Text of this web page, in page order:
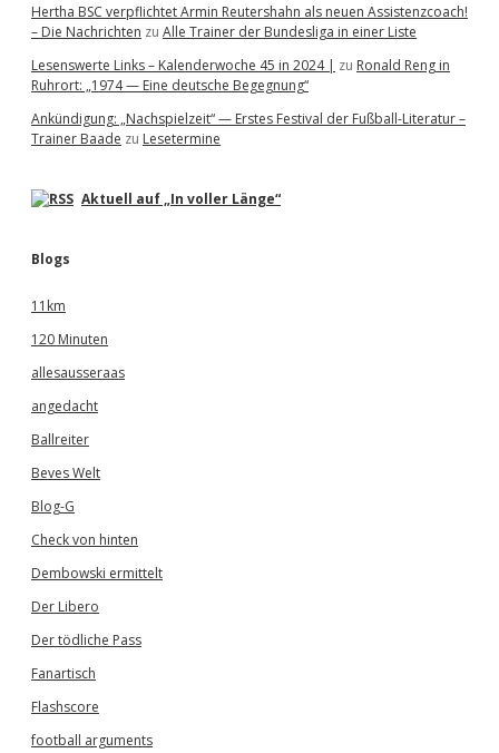
Hertha BSC verpflichtet Armin Reutershahn als neuen Assistenzcoach!
– Die Nachrichten zu Alle Trainer der Bundesliga in einer Liste
Lesenswerte Links – Kalenderwoche 45 in 2024 | zu Ronald Reng in
Ruhrort: „1974 — Eine deutsche Begegnung“
Ankündigung: „Nachspielzeit“ — Erstes Festival der Fußball-Literatur –
Trainer Baade zu Lesetermine
Aktuell auf „In voller Länge“
Blogs
11km
120 Minuten
allesausseraas
angedacht
Ballreiter
Beves Welt
Blog-G
Check von hinten
Dembowski ermittelt
Der Libero
Der tödliche Pass
Fanartisch
Flashscore
football arguments